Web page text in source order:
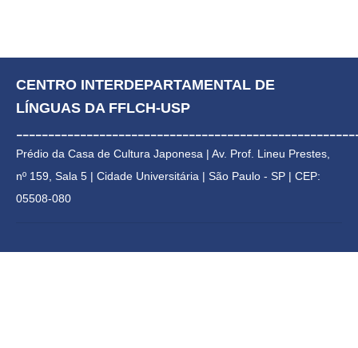
CENTRO INTERDEPARTAMENTAL DE
LÍNGUAS DA FFLCH-USP
Prédio da Casa de Cultura Japonesa | Av. Prof. Lineu Prestes,
nº 159, Sala 5 | Cidade Universitária | São Paulo - SP | CEP:
05508-080